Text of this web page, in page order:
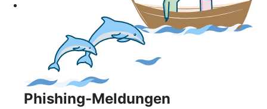
Phishing-Meldungen